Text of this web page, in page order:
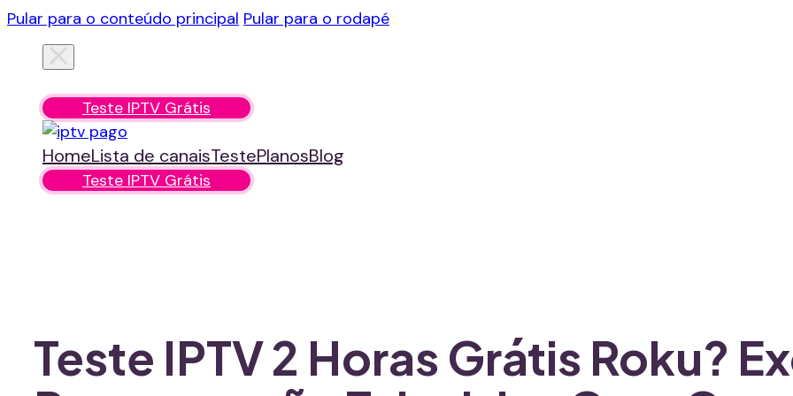
Pular para o conteúdo principal Pular para o rodapé
Teste IPTV Grátis
HomeLista de canaisTestePlanosBlog
Teste IPTV Grátis
Teste IPTV 2 Horas Grátis Roku?